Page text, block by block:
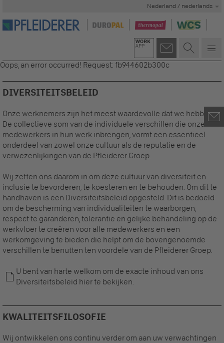
Nederland / nederlands
Oops, an error occurred! Request: fb944602b300c
DIVERSITEITSBELEID
Onze werknemers zijn het meest waardevolle dat we hebben.
De collectieve som van de individuele verschillen die onze
medewerkers in hun werk inbrengen, vormt een essentieel
onderdeel van zowel onze cultuur als de reputatie en de
verwezenlijkingen van de Pfleiderer Groep.
Wij zetten ons daarom in om deze cultuur van diversiteit en
inclusie te bevorderen, te koesteren en te behouden. Om dit te
handhaven is een Diversiteitsbeleid opgesteld. Dit is bedoeld
om de bescherming van individualiteiten te waarborgen,
respect te garanderen, tolerantie en gelijke behandeling op de
werkvloer te creëren voor alle medewerkers en een
werkomgeving te bieden die helpt om de bovengenoemde
verschillen te benutten ten voordele van de Pfleiderer Groep.
U bent van harte welkom om de exacte inhoud van ons
Diversiteitsbeleid hier te bekijken.
KWALITEITSFILOSOFIE
Wij ontwikkelen ons continu verder om aan uw verwachtingen